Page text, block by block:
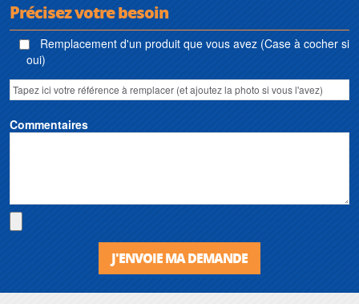
Précisez votre besoin
Remplacement d'un produit que vous avez (Case à cocher si
oui)
Commentaires
J'ENVOIE MA DEMANDE